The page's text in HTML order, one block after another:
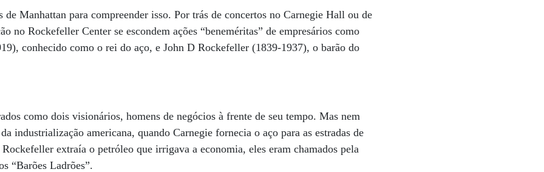
de Manhattan para compreender isso. Por trás de concertos no Carnegie Hall ou de
no Rockefeller Center se escondem ações “beneméritas” de empresários como
conhecido como o rei do aço, e John D Rockefeller (1839-1937), o barão do
como dois visionários, homens de negócios à frente de seu tempo. Mas nem
industrialização americana, quando Carnegie fornecia o aço para as estradas de
extraía o petróleo que irrigava a economia, eles eram chamados pela
“Barões Ladrões”.